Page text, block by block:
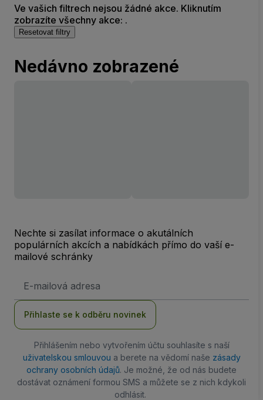
Ve vašich filtrech nejsou žádné akce. Kliknutím
zobrazíte všechny akce: .
Resetovat filtry
Nedávno zobrazené
Nechte si zasílat informace o akutálních
populárních akcích a nabídkách přímo do vaší e-
mailové schránky
adresa
Přihlaste se k odběru novinek
Přihlášením nebo vytvořením účtu souhlasíte s naší
uživatelskou smlouvou a berete na vědomí naše zásady
ochrany osobních údajů. Je možné, že od nás budete
dostávat oznámení formou SMS a můžete se z nich kdykoli
odhlásit.